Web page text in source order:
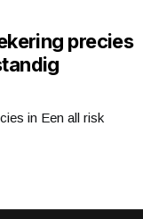
precies
in Een all risk